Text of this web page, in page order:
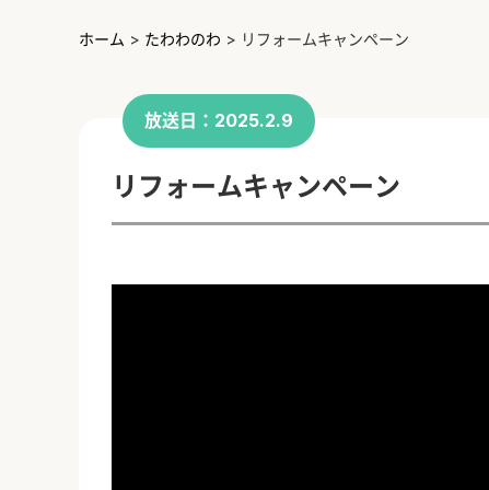
ホーム > たわわのわ > リフォームキャンペーン
放送日：2025.2.9
リフォームキャンペーン